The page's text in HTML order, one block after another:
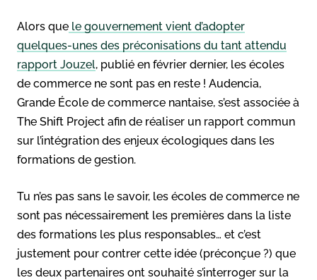
Alors que le gouvernement vient d’adopter
quelques-unes des préconisations du tant attendu
rapport Jouzel, publié en février dernier, les écoles
de commerce ne sont pas en reste ! Audencia,
Grande École de commerce nantaise, s’est associée à
The Shift Project afin de réaliser un rapport commun
sur l’intégration des enjeux écologiques dans les
formations de gestion.
Tu n’es pas sans le savoir, les écoles de commerce ne
sont pas nécessairement les premières dans la liste
des formations les plus responsables… et c’est
justement pour contrer cette idée (préconçue ?) que
les deux partenaires ont souhaité s’interroger sur la